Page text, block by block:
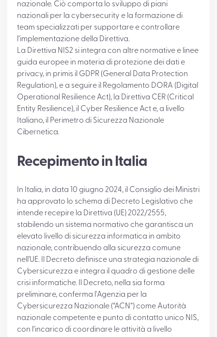
nazionale. Ciò comporta lo sviluppo di piani
nazionali per la cybersecurity e la formazione di
team specializzati per supportare e controllare
l’implementazione della Direttiva.
La Direttiva NIS2 si integra con altre normative e linee
guida europee in materia di protezione dei dati e
privacy, in primis il GDPR (General Data Protection
Regulation), e a seguire il Regolamento DORA (Digital
Operational Resilience Act), la Direttiva CER (Critical
Entity Resilience), il Cyber Resilience Act e, a livello
Italiano, il Perimetro di Sicurezza Nazionale
Cibernetica.
Recepimento in Italia
In Italia, in data 10 giugno 2024, il Consiglio dei Ministri
ha approvato lo schema di Decreto Legislativo che
intende recepire la Direttiva (UE) 2022/2555,
stabilendo un sistema normativo che garantisca un
elevato livello di sicurezza informatica in ambito
nazionale, contribuendo alla sicurezza comune
nell'UE. Il Decreto definisce una strategia nazionale di
Cybersicurezza e integra il quadro di gestione delle
crisi informatiche. Il Decreto, nella sia forma
preliminare, conferma l'Agenzia per la
Cybersicurezza Nazionale (“ACN”) come Autorità
nazionale competente e punto di contatto unico NIS,
con l’incarico di coordinare le attività a livello